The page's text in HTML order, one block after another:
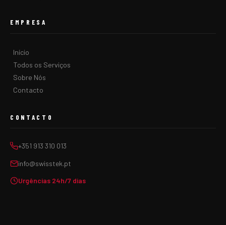
EMPRESA
Início
Todos os Serviços
Sobre Nós
Contacto
CONTACTO
+351 913 310 013
info@swisstek.pt
Urgências 24h/7 dias